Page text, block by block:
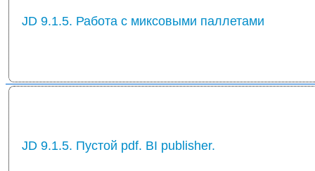
JD 9.1.5. Работа с миксовыми паллетами
JD 9.1.5. Пустой pdf. BI publisher.